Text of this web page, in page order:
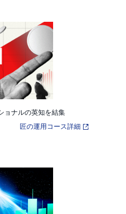
ョナルの英知を結集
匠の運用コース詳細